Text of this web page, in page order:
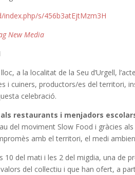
s/456b3atEjtMzm3H
New Media
a la localitat de la Seu d’Urgell,
i cuiners, productors/es del territori,
celebració.
als restaurants i menjadors
del moviment Slow Food i gràcies
amb el territori, el medi
10 del mati i les 2 del migdia, una de
del col·lectiu i que han ofert, a